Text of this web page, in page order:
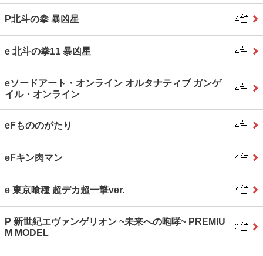
P北斗の拳 暴凶星
e 北斗の拳11 暴凶星
eソードアート・オンライン オルタナティブ ガンゲ
イル・オンライン
eFもののがたり
eFキン肉マン
e 東京喰種 超デカ超一撃ver.
P 新世紀エヴァンゲリオン ~未来への咆哮~ PREMIU
M MODEL